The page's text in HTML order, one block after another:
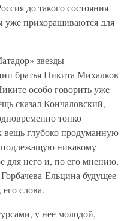
до такого состояния
уже прихорашиваются для
звезды
братья Никита Михалков
особо говорить уже
сказал Кончаловский,
тонко
вещь глубоко продуманную
никакому
для него и, по его мнению,
Ельцина будущее
слова.
у нее молодой,